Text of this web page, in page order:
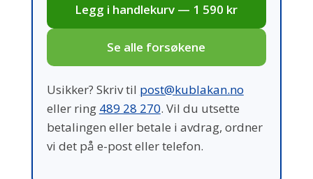
Legg i handlekurv — 1 590 kr
Se alle forsøkene
Usikker? Skriv til post@kublakan.no
eller ring 489 28 270. Vil du utsette
betalingen eller betale i avdrag, ordner
vi det på e-post eller telefon.